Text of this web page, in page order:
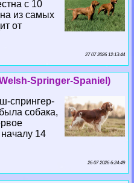
с 10
из самых
от
27 07 2026 12:13:44
Springer-Spaniel)
спрингер-
собака,
14
26 07 2026 6:24:49